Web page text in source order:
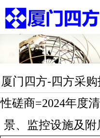
厦门四方-四方采购
性磋商=2024年度
景、监控设施及